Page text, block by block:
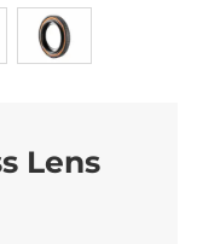
Lens